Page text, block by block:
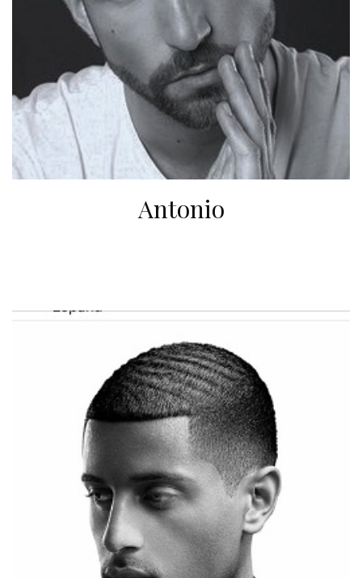
Antonio